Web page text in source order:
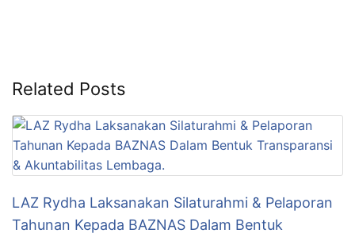
Related Posts
LAZ Rydha Laksanakan Silaturahmi & Pelaporan
Tahunan Kepada BAZNAS Dalam Bentuk